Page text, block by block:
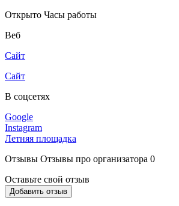
Открыто Часы работы
Веб
Сайт
Сайт
В соцсетях
Google
Instagram
Летняя площадка
Отзывы Отзывы про организатора 0
Оставьте свой отзыв
Добавить отзыв